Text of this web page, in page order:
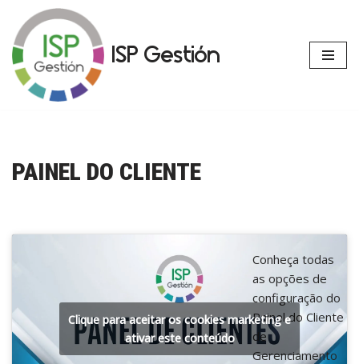
Avançar
para
o
conteúdo
ISP Gestión
PAINEL DO CLIENTE
Conheça todas
as opções de
configuração do
Painel do Cliente
de
Gerenciamento
Clique para aceitar os cookies marketing e
ativar este conteúdo